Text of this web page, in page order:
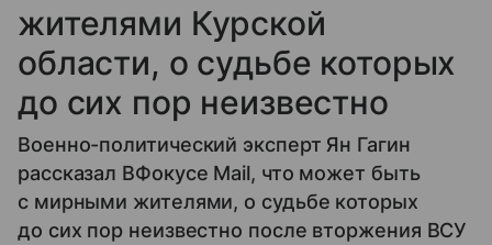
жителями Курской
области, о судьбе которых
до сих пор неизвестно
Военно-политический эксперт Ян Гагин
рассказал ВФокусе Mail, что может быть
с мирными жителями, о судьбе которых
до сих пор неизвестно после вторжения ВСУ